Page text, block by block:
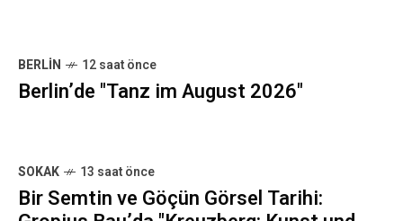
BERLIN 12 saat önce
Berlin’de "Tanz im August 2026"
SOKAK 13 saat önce
Bir Semtin ve Göçün Görsel Tarihi: